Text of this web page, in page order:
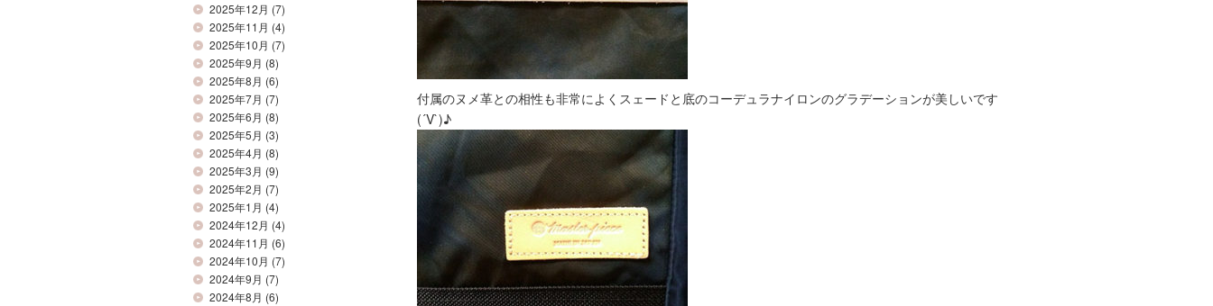
2025年12月 (7)
2025年11月 (4)
2025年10月 (7)
2025年9月 (8)
2025年8月 (6)
2025年7月 (7)
2025年6月 (8)
2025年5月 (3)
2025年4月 (8)
2025年3月 (9)
2025年2月 (7)
2025年1月 (4)
2024年12月 (4)
2024年11月 (6)
2024年10月 (7)
2024年9月 (7)
2024年8月 (6)
付属のヌメ革との相性も非常によくスェードと底のコーデュラナイロンのグラデーションが美しいです
(´V`)♪